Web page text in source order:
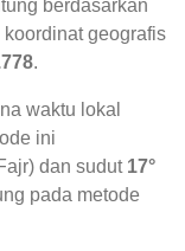
berdasarkan
koordinat geografis
.
waktu lokal
ini
dan sudut 17°
pada metode